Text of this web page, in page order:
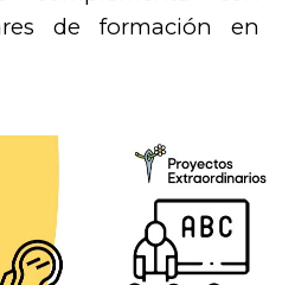
de formación en